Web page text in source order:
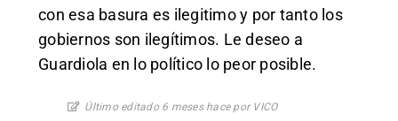
con esa basura es ilegitimo y por tanto los
gobiernos son ilegítimos. Le deseo a
Guardiola en lo político lo peor posible.
Último editado 6 meses hace por VICO